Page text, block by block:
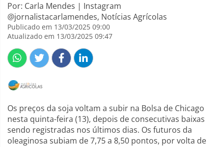
Por: Carla Mendes | Instagram
@jornalistacarlamendes, Notícias Agrícolas
Publicado em 13/03/2025 09:00
Atualizado em 13/03/2025 09:47
Os preços da soja voltam a subir na Bolsa de Chicago
nesta quinta-feira (13), depois de consecutivas baixas
sendo registradas nos últimos dias. Os futuros da
oleaginosa subiam de 7,75 a 8,50 pontos, por volta de